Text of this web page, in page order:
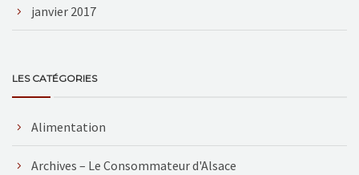
janvier 2017
LES CATÉGORIES
Alimentation
Archives – Le Consommateur d'Alsace